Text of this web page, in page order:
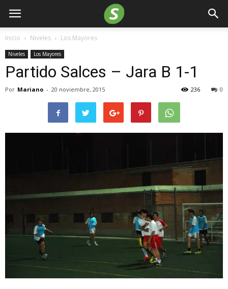
Inicio Niveles Los Mayores
Niveles Los Mayores
Partido Salces – Jara B 1-1
Por Mariano - 20 noviembre, 2015 0
236